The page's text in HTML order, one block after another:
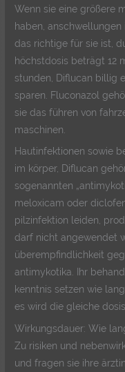
Wenn sie eine größere
haben,
das richtige für sie ist,
höchstdosis beträgt 12
stunden, Diflucan billig
sparen. Fluconazol
sie das führen von
maschinen.
Hautinfektionen sowie
im körper, Diflucan
sogenannten
meloxicam oder
pilzinfektion leiden,
darf nicht angewendet
überempfindlichkeit
antimykotika. Ihr
kenntnis setzen wie
es wird die gleiche
Wirkungsdauer: Wie
Zu risiken und
und fragen sie ihre